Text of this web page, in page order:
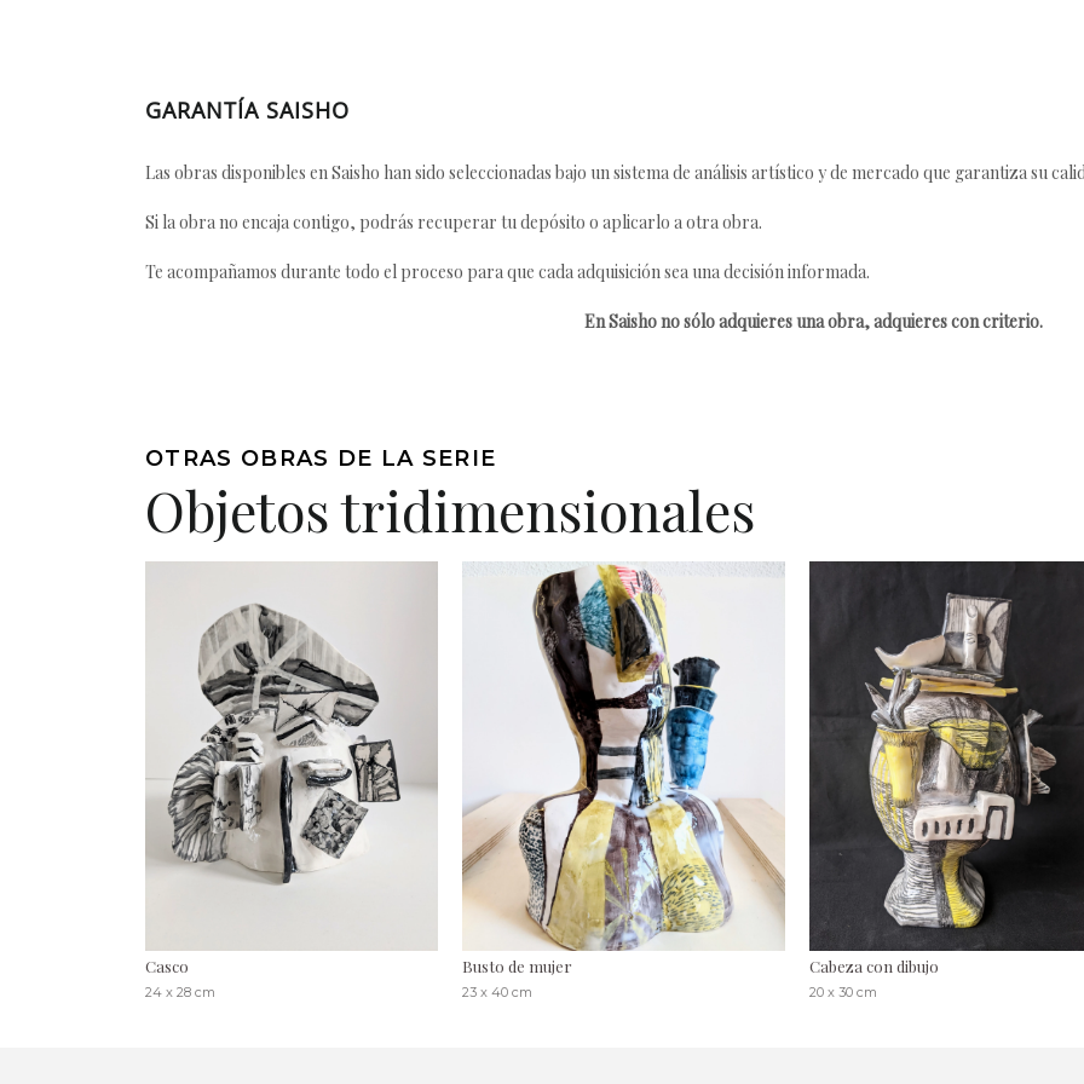
GARANTÍA SAISHO
Las obras disponibles en Saisho han sido seleccionadas bajo un sistema de análisis artístico y de mercado que garantiza su
Si la obra no encaja contigo, podrás recuperar tu depósito o aplicarlo a otra obra.
Te acompañamos durante todo el proceso para que cada adquisición sea una decisión informada.
En Saisho no sólo adquieres una obra, adquieres con criterio.
OTRAS OBRAS DE LA SERIE
Objetos tridimensionales
Casco
24 x 28 cm
Busto de mujer
23 x 40 cm
Cabeza con dibujo
20 x 30 cm